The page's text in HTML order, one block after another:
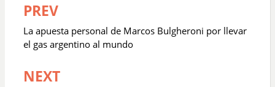
Navegación
de
entradas
PREV
La apuesta personal de Marcos Bulgheroni por llevar
el gas argentino al mundo
NEXT